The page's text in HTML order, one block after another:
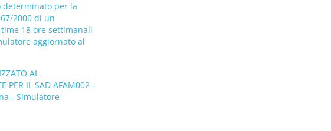
determinato per la
2000 di un
18 ore settimanali
aggiornato al
AL
PER IL SAD AFAM002 -
- Simulatore